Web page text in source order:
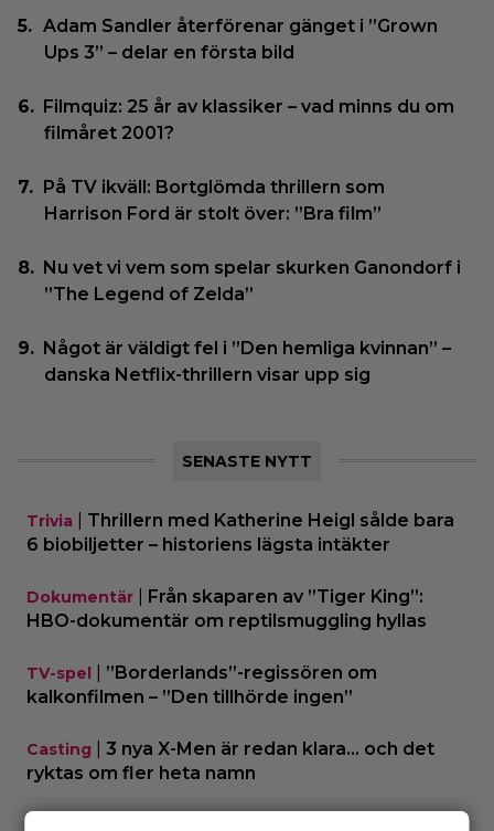
Adam Sandler återförenar gänget i ”Grown
Ups 3” – delar en första bild
Filmquiz: 25 år av klassiker – vad minns du om
filmåret 2001?
På TV ikväll: Bortglömda thrillern som
Harrison Ford är stolt över: ”Bra film”
Nu vet vi vem som spelar skurken Ganondorf i
”The Legend of Zelda”
Något är väldigt fel i ”Den hemliga kvinnan” –
danska Netflix-thrillern visar upp sig
SENASTE NYTT
Trivia
Thrillern med Katherine Heigl sålde bara
6 biobiljetter – historiens lägsta intäkter
Dokumentär
Från skaparen av ”Tiger King”:
HBO-dokumentär om reptilsmuggling hyllas
TV-spel
”Borderlands”-regissören om
kalkonfilmen – ”Den tillhörde ingen”
Casting
3 nya X-Men är redan klara… och det
ryktas om fler heta namn